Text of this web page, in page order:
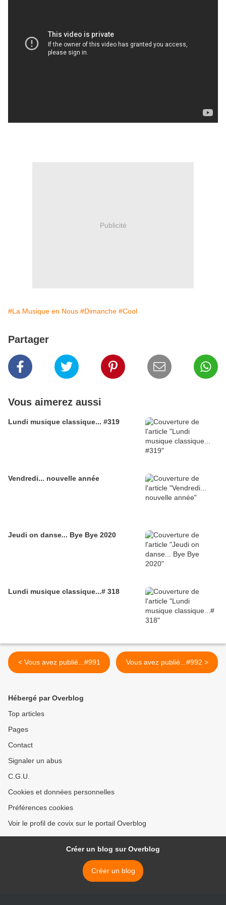
Publicité
#La Musique en Nous #Dimanche #Cool
Partager
Vous aimerez aussi
Lundi musique classique... #319
Vendredi... nouvelle année
Jeudi on danse... Bye Bye 2020
Lundi musique classique...# 318
< Vous avez publié...#991 Vous avez publié...#992 >
Hébergé par Overblog
Top articles
Pages
Contact
Signaler un abus
C.G.U.
Cookies et données personnelles
Préférences cookies
Voir le profil de covix sur le portail Overblog
Créer un blog sur Overblog
Créer un blog